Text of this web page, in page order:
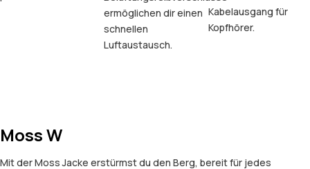
ermöglichen dir einen
schnellen
Luftaustausch.
Kabelausgang für
Kopfhörer.
Moss W
Mit der Moss Jacke erstürmst du den Berg, bereit für jedes